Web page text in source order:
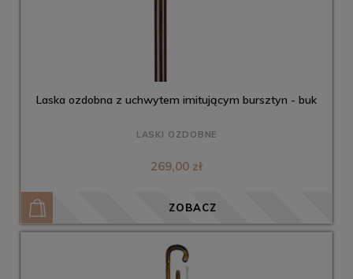
Laska ozdobna z uchwytem imitującym bursztyn - buk
LASKI OZDOBNE
269,00 zł
ZOBACZ